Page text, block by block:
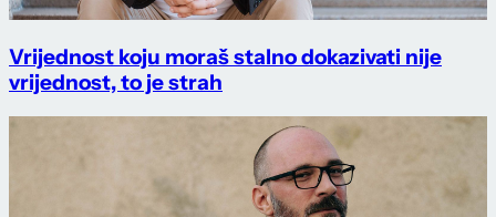
Vrijednost koju moraš stalno dokazivati nije
vrijednost, to je strah